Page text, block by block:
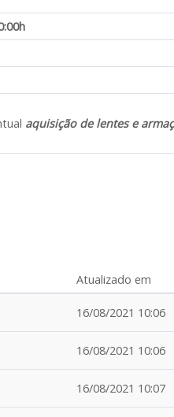
aquisição de lentes e
Atualizado em
16/08/2021 10:06
16/08/2021 10:06
16/08/2021 10:07